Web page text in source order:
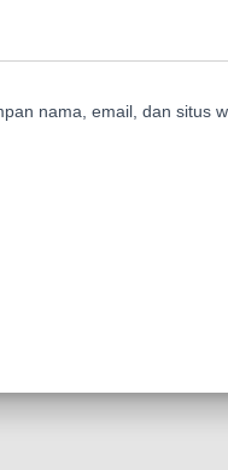
nama, email, dan situs